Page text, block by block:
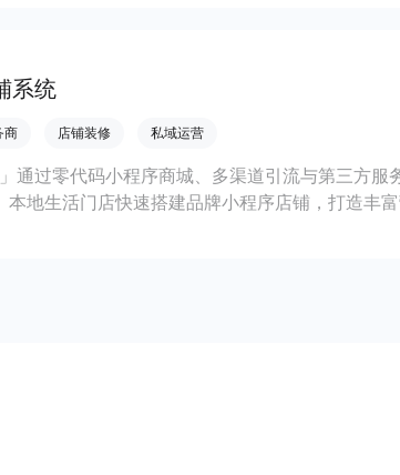
系统
商 店铺装修 私域运营
通过零代码小程序商城、多渠道引流与第三方服
地生活门店快速搭建品牌小程序店铺，打造丰富